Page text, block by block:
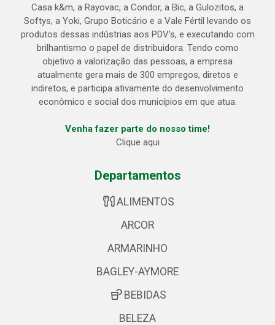
Casa k&m, a Rayovac, a Condor, a Bic, a Gulozitos, a
Softys, a Yoki, Grupo Boticário e a Vale Fértil levando os
produtos dessas indústrias aos PDV’s, e executando com
brilhantismo o papel de distribuidora. Tendo como
objetivo a valorização das pessoas, a empresa
atualmente gera mais de 300 empregos, diretos e
indiretos, e participa ativamente do desenvolvimento
econômico e social dos municípios em que atua.
Venha fazer parte do nosso time!
Clique aqui
Departamentos
ALIMENTOS
ARCOR
ARMARINHO
BAGLEY-AYMORE
BEBIDAS
BELEZA